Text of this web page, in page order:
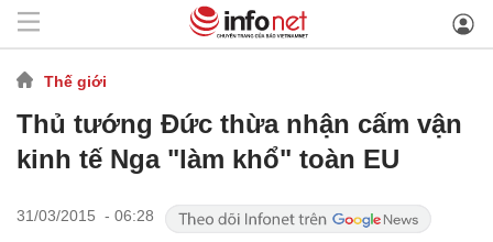
Thế giới
Thủ tướng Đức thừa nhận cấm vận
kinh tế Nga "làm khổ" toàn EU
31/03/2015 - 06:28